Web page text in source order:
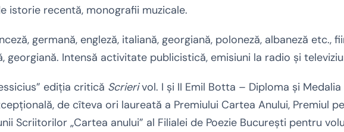
istorie recentă, monografii muzicale.
germană, engleză, italiană, georgiană, poloneză, albaneză etc.,
georgiană. Intensă activitate publicistică, emisiuni la radio şi
ediţia critică Scrierivol. I şi II Emil Botta – Diploma şi
de cîteva ori laureată a Premiului Cartea Anului, Premiul
Scriitorilor „Cartea anului” al Filialei de Poezie Bucureşti pentru